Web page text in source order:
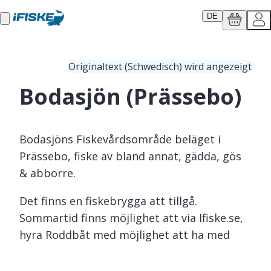
DE
Originaltext (Schwedisch) wird angezeigt
Bodasjön (Prässebo)
Bodasjöns Fiskevårdsområde beläget i
Prässebo, fiske av bland annat, gädda, gös
& abborre.
Det finns en fiskebrygga att tillgå.
Sommartid finns möjlighet att via Ifiske.se,
hyra Roddbåt med möjlighet att ha med